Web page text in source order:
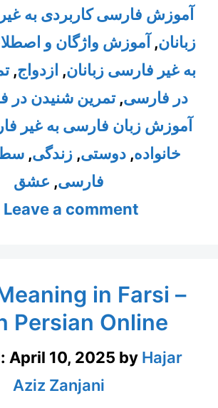
آموزش فارسی کاربردی به
زبانان, آموزش واژگان و
به غیر فارسی زبانان, ازدواج,
در فارسی,تمرین شنیدن در
آموزش زبان فارسی به غیر
خانواده, دوستی, زندگی,
فارسی, عشق
Leave a comment
Persian Online
April 10, 2025 by Hajar
Aziz Zanjani